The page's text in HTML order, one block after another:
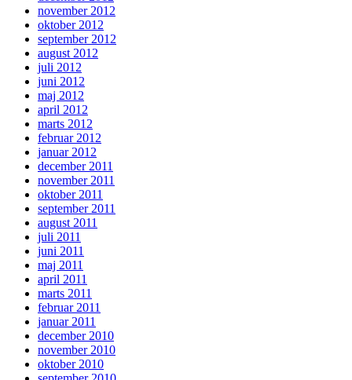
november 2012
oktober 2012
september 2012
august 2012
juli 2012
juni 2012
maj 2012
april 2012
marts 2012
februar 2012
januar 2012
december 2011
november 2011
oktober 2011
september 2011
august 2011
juli 2011
juni 2011
maj 2011
april 2011
marts 2011
februar 2011
januar 2011
december 2010
november 2010
oktober 2010